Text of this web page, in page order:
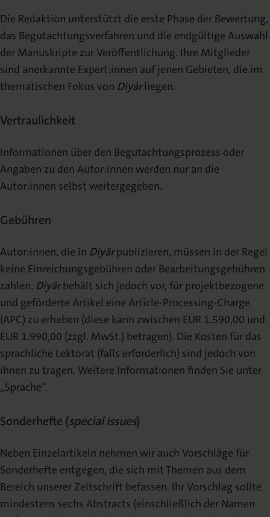
Die Redaktion unterstützt die erste Phase der Bewertung,
das Begutachtungsverfahren und die endgültige Auswahl
der Manuskripte zur Veröffentlichung. Ihre Mitglieder
sind anerkannte Expert:innen auf jenen Gebieten, die im
thematischen Fokus von Diyârliegen.
Vertraulichkeit
Informationen über den Begutachtungsprozess oder
Angaben zu den Autor:innen werden nur an die
Autor:innen selbst weitergegeben.
Gebühren
Autor:innen, die in Diyârpublizieren, müssen in der Regel
keine Einreichungsgebühren oder Bearbeitungsgebühren
zahlen. Diyârbehält sich jedoch vor, für projektbezogene
und geförderte Artikel eine Article-Processing-Charge
(APC) zu erheben (diese kann zwischen EUR 1.590,00 und
EUR 1.990,00 (zzgl. MwSt.) betragen). Die Kosten für das
sprachliche Lektorat (falls erforderlich) sind jedoch von
ihnen zu tragen. Weitere Informationen finden Sie unter
„Sprache“.
Sonderhefte (special issues)
Neben Einzelartikeln nehmen wir auch Vorschläge für
Sonderhefte entgegen, die sich mit Themen aus dem
Bereich unserer Zeitschrift befassen. Ihr Vorschlag sollte
mindestens sechs Abstracts (einschließlich der Namen